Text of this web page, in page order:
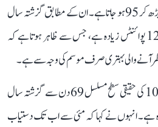
الگ کرنے کے بعد یہی اے کیو آئی بڑھ کر 95 ہو جاتا ہے۔ ان کے مطابق گزشتہ سال
کے مقابلے میں حقیقی اے کیو آئی 12 پوائنٹس زیادہ ہے، جس سے ظاہر ہوتا ہے کہ
نظر آنے والی بہتری صرف موسم کی وجہ سے ہے۔
اجے ماکن نے کہا کہ دہلی میں پی ایم 10 کی حقیقی سطح مسلسل 69 دن سے گزشتہ سال
ہے۔ انہوں نے کہا کہ مئی سے اب تک دستیاب